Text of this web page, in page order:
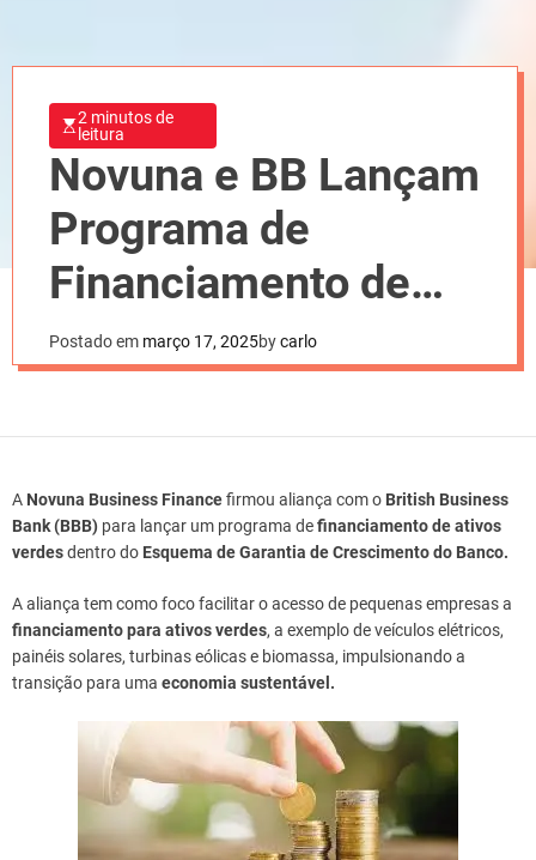
2 minutos de
leitura
Novuna e BB Lançam
Programa de
Financiamento de
Ativos Verdes
Postado em março 17, 2025bycarlo
A Novuna Business Financefirmou aliança com o British Business
Bank (BBB) para lançar um programa definanciamento de ativos
verdesdentro do Esquema de Garantia de Crescimento do Banco.
A aliança tem como foco facilitar o acesso de pequenas empresas a
financiamento para ativos verdes, a exemplo de veículos elétricos,
painéis solares, turbinas eólicas e biomassa, impulsionando a
transição para uma economia sustentável.